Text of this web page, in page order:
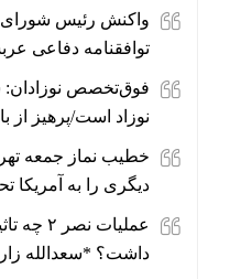
واکنش رئیس
توافقنامه دفاعی
فوق‌تخصص نوزادان:
نوزاد است/پرهیز از
خطیب نماز جمعه
دیگری را به آمریکا
عملیات
داشت؟ *سعدالله